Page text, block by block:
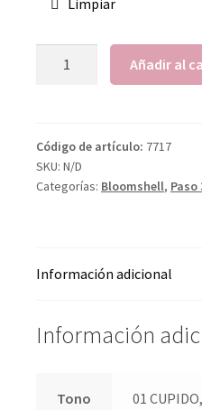
Añadir al
Código de artículo: 7717
SKU: N/D
Categorías: Bloomshell, Paso
Información adicional
Información
Tono
01